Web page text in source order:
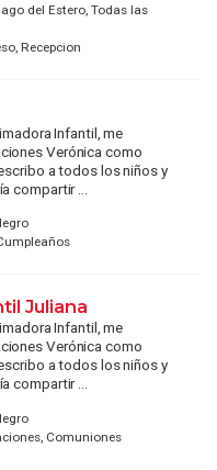
del Estero, Todas las
Recepcion
Infantil, me
Verónica como
a todos los niños y
compartir ...
Juliana
Infantil, me
Verónica como
a todos los niños y
compartir ...
Comuniones